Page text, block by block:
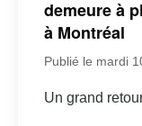
demeure à
à Montréal
Publié le mardi
Un grand